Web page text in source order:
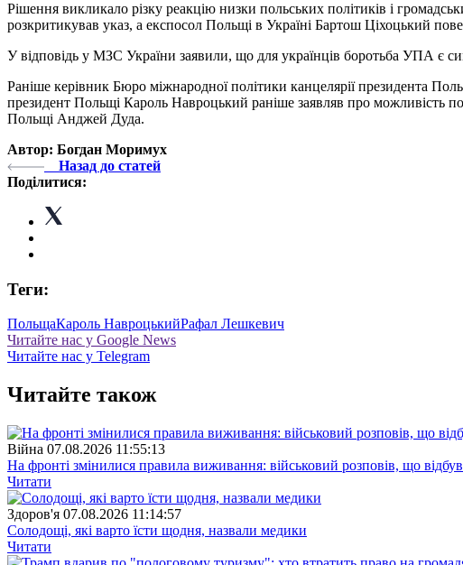
Рішення викликало різку реакцію низки польських політиків і
розкритикував указ, а експосол Польщі в Україні Бартош Ціхоцький
У відповідь у МЗС України заявили, що для українців боротьба УПА є
Раніше керівник Бюро міжнародної політики канцелярії президента
президент Польщі Кароль Навроцький раніше заявляв про можливість
Польщі Анджей Дуда.
Автор: Богдан Моримух
Назад до статей
Поділитися:
Теги:
ПольщаКароль НавроцькийРафал Лешкевич
Читайте нас у Google News
Читайте нас у Telegram
Читайте також
Війна 07.08.2026 11:55:13
На фронті змінилися правила виживання: військовий розповів, що
Читати
Здоров'я 07.08.2026 11:14:57
Солодощі, які варто їсти щодня, назвали медики
Читати